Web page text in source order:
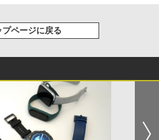
プページに戻る